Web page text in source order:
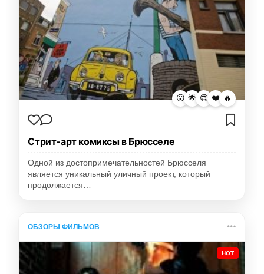
😮 🌟 😍 ❤️ 🔥
Стрит-арт комиксы в Брюсселе
Одной из достопримечательностей Брюсселя
является уникальный уличный проект, который
продолжается…
ОБЗОРЫ ФИЛЬМОВ
HOT